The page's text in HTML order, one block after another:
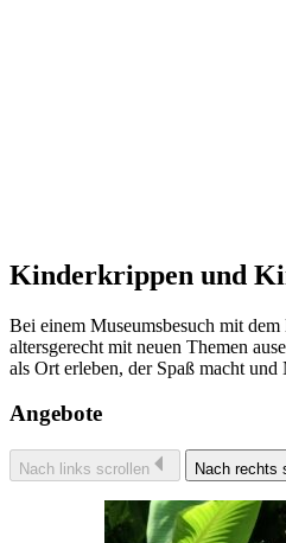
Kinderkrippen und
Bei einem Museumsbesuch mit
altersgerecht mit neuen Themen
als Ort erleben, der Spaß macht
Angebote
Nach links scrollen Nach rechts